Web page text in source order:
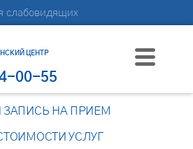
слабовидящих
ЦЕНТР
00-55
ЗАПИСЬ НА ПРИЕМ
УСЛУГ